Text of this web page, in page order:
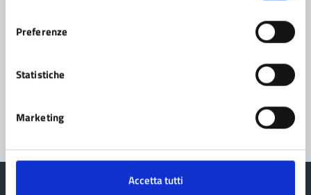
Preferenze
Statistiche
Marketing
Accetta tutti
Prenota appuntamento
Problemi in città